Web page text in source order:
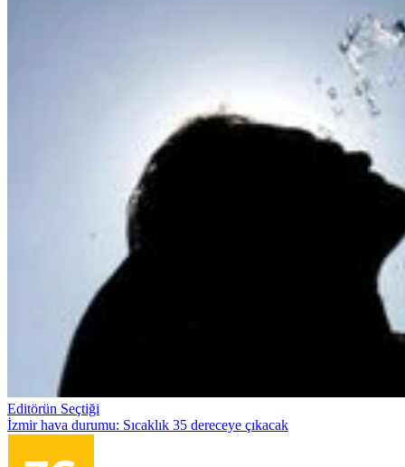
Editörün Seçtiği
İzmir hava durumu: Sıcaklık 35 dereceye çıkacak